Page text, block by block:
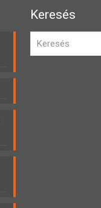
Keresés